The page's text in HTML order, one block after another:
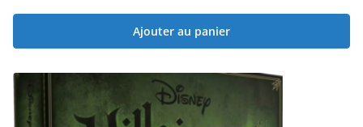
Ajouter au panier